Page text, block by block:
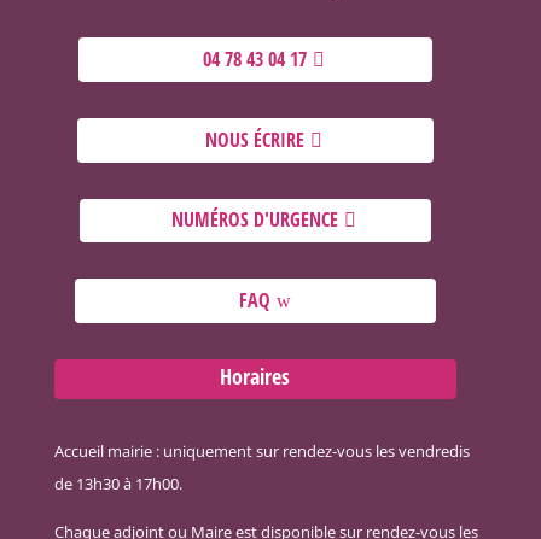
04 78 43 04 17
NOUS ÉCRIRE
NUMÉROS D'URGENCE
FAQ
Horaires
Accueil mairie : uniquement sur rendez-vous les vendredis
de 13h30 à 17h00.
Chaque adjoint ou Maire est disponible sur rendez-vous les